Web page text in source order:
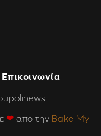
Επικοινωνία
❤ απο την Bake My